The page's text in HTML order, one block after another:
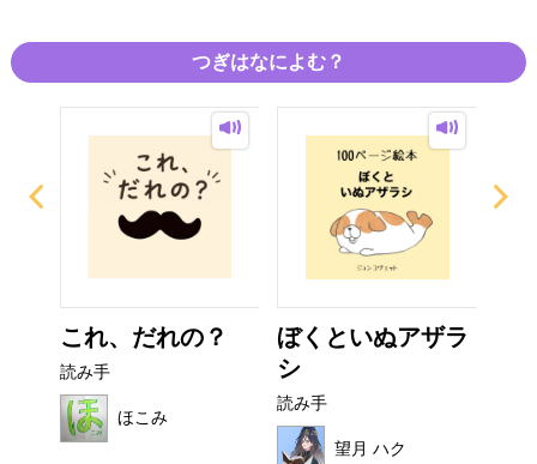
つぎはなによむ？
これ、だれの？
読み手
ほこみ
ぼくといぬアザラ
シ
読み手
望月 ハク